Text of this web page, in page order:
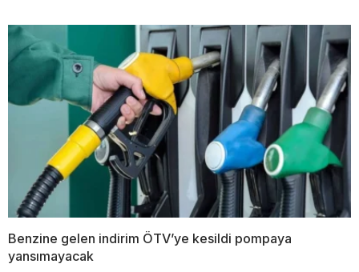
Benzine gelen indirim ÖTV’ye kesildi pompaya
yansımayacak